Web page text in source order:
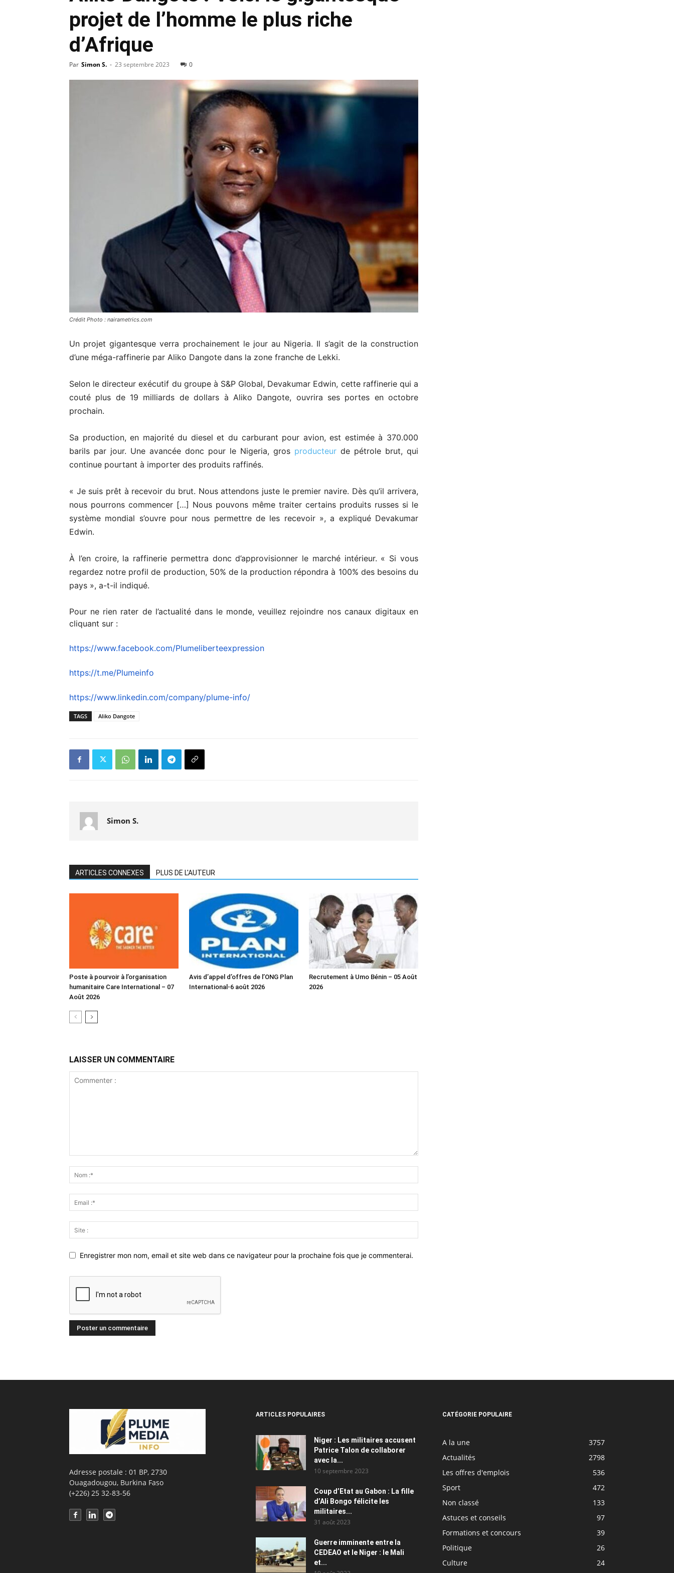
projet de l’homme le plus riche
d’Afrique
Par Simon S. - 23 septembre 2023 0
Crédit Photo : nairametrics.com
Un projet gigantesque verra prochainement le jour au Nigeria. Il s’agit de la construction
d’une méga-raffinerie par Aliko Dangote dans la zone franche de Lekki.
Selon le directeur exécutif du groupe à S&P Global, Devakumar Edwin, cette raffinerie qui a
couté plus de 19 milliards de dollars à Aliko Dangote, ouvrira ses portes en octobre
prochain.
Sa production, en majorité du diesel et du carburant pour avion, est estimée à 370.000
barils par jour. Une avancée donc pour le Nigeria, gros producteur de pétrole brut, qui
continue pourtant à importer des produits raffinés.
« Je suis prêt à recevoir du brut. Nous attendons juste le premier navire. Dès qu’il arrivera,
nous pourrons commencer […] Nous pouvons même traiter certains produits russes si le
système mondial s’ouvre pour nous permettre de les recevoir », a expliqué Devakumar
Edwin.
À l’en croire, la raffinerie permettra donc d’approvisionner le marché intérieur. « Si vous
regardez notre profil de production, 50% de la production répondra à 100% des besoins du
pays », a-t-il indiqué.
Pour ne rien rater de l’actualité dans le monde, veuillez rejoindre nos canaux digitaux en
cliquant sur :
https://www.facebook.com/Plumeliberteexpression
https://t.me/Plumeinfo
https://www.linkedin.com/company/plume-info/
TAGS Aliko Dangote
Simon S.
ARTICLES CONNEXES PLUS DE L'AUTEUR
Poste à pourvoir à l’organisation
humanitaire Care International – 07
Août 2026
Avis d’appel d’offres de l’ONG Plan
International-6 août 2026
Recrutement à Umo Bénin – 05 Août
2026
LAISSER UN COMMENTAIRE
Enregistrer mon nom, email et site web dans ce navigateur pour la prochaine fois que je commenterai.
Adresse postale : 01 BP, 2730
Ouagadougou, Burkina Faso
(+226) 25 32-83-56
ARTICLES POPULAIRES
Niger : Les militaires accusent
Patrice Talon de collaborer
avec la...
10 septembre 2023
Coup d’Etat au Gabon : La fille
d’Ali Bongo félicite les
militaires...
31 août 2023
Guerre imminente entre la
CEDEAO et le Niger : le Mali
et...
CATÉGORIE POPULAIRE
A la une
3757
Actualités
2798
Les offres d'emplois
536
Sport
472
Non classé
133
Astuces et conseils
97
Formations et concours
39
Politique
26
Culture
24